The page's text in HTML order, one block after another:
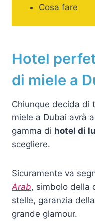
Cosa fare
Hotel
di miele a
Chiunque decida di
miele a Dubai avrà
gamma di hotel di
scegliere.
Sicuramente va
Arab, simbolo della
stelle, garanzia
grande glamour.